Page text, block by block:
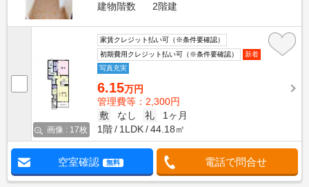
建物階数
2階建
画像 : 17枚
家賃クレジット払い可（※条件要確認）
初期費用クレジット払い可（※条件要確認）
新着
写真充実
6.15万円
管理費等：2,300円
敷
なし 礼
1ヶ月
1階
1LDK 44.18㎡
空室確認 無料 電話で問合せ